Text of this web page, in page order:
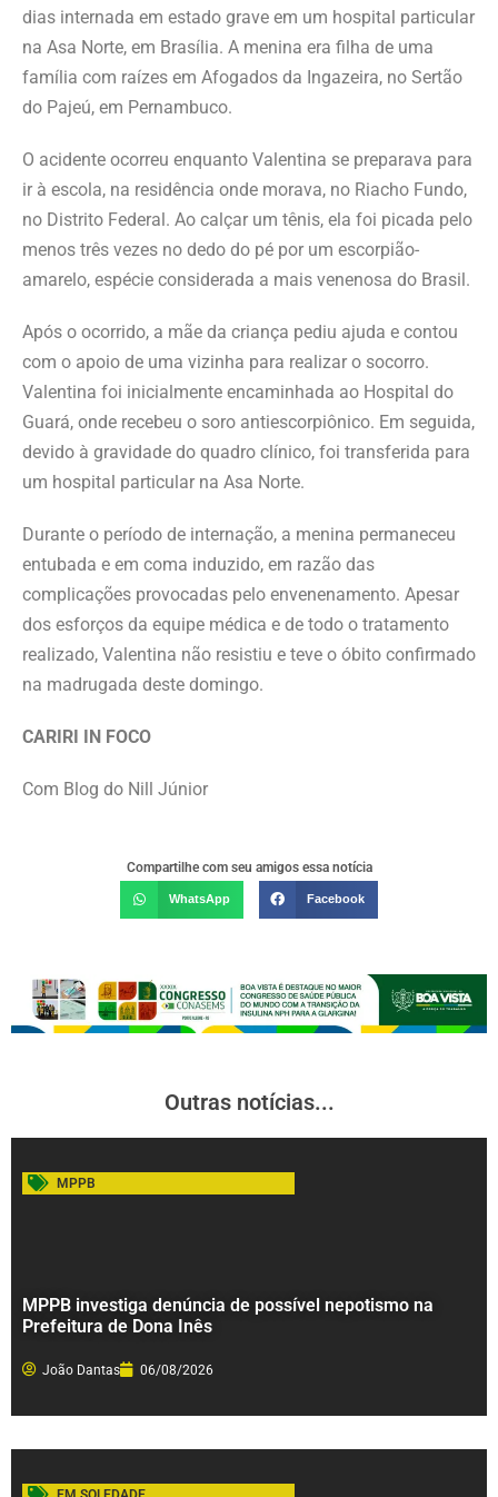
dias internada em estado grave em um hospital particular
na Asa Norte, em Brasília. A menina era filha de uma
família com raízes em Afogados da Ingazeira, no Sertão
do Pajeú, em Pernambuco.
O acidente ocorreu enquanto Valentina se preparava para
ir à escola, na residência onde morava, no Riacho Fundo,
no Distrito Federal. Ao calçar um tênis, ela foi picada pelo
menos três vezes no dedo do pé por um escorpião-
amarelo, espécie considerada a mais venenosa do Brasil.
Após o ocorrido, a mãe da criança pediu ajuda e contou
com o apoio de uma vizinha para realizar o socorro.
Valentina foi inicialmente encaminhada ao Hospital do
Guará, onde recebeu o soro antiescorpiônico. Em seguida,
devido à gravidade do quadro clínico, foi transferida para
um hospital particular na Asa Norte.
Durante o período de internação, a menina permaneceu
entubada e em coma induzido, em razão das
complicações provocadas pelo envenenamento. Apesar
dos esforços da equipe médica e de todo o tratamento
realizado, Valentina não resistiu e teve o óbito confirmado
na madrugada deste domingo.
CARIRI IN FOCO
Com Blog do Nill Júnior
Compartilhe com seu amigos essa notícia
WhatsApp Facebook
Outras notícias...
MPPB
MPPB investiga denúncia de possível nepotismo na
Prefeitura de Dona Inês
João Dantas 06/08/2026